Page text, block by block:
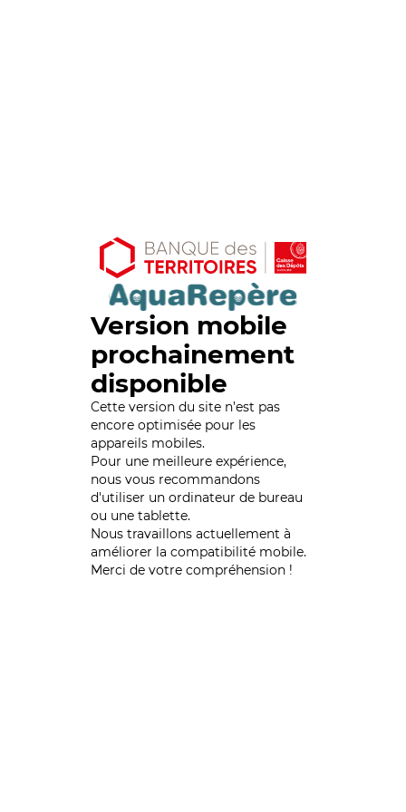
Version mobile
prochainement
disponible
Cette version du site n’est pas
encore optimisée pour les
appareils mobiles.
Pour une meilleure expérience,
nous vous recommandons
d'utiliser un ordinateur de bureau
ou une tablette.
Nous travaillons actuellement à
améliorer la compatibilité mobile.
Merci de votre compréhension !